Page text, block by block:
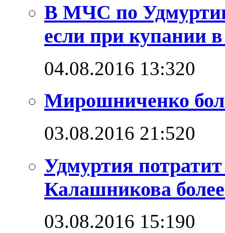
В МЧС по
если при купании
04.08.2016 13:320
Мирошниченко
03.08.2016 21:520
Удмуртия
Калашникова
03.08.2016 15:190